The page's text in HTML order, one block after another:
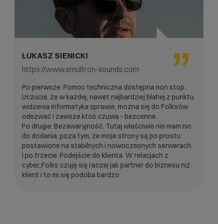
ŁUKASZ SIENICKI
https://www.smultron-sounds.com
Po pierwsze: Pomoc techniczna dostępna non stop.
Uczucie, że w każdej, nawet najbardziej błahej z punktu
widzenia informatyka sprawie, można się do Folksów
odezwać i zawsze ktoś czuwa - bezcenne.
Po drugie: Bezawaryjność. Tutaj właściwie nie mam nic
do dodania, poza tym, że moje strony są po prostu
postawione na stabilnych i nowoczesnych serwerach.
I po trzecie: Podejście do klienta. W relacjach z
cyber_Folks czuję się raczej jak partner do biznesu niż
klient i to mi się podoba bardzo.